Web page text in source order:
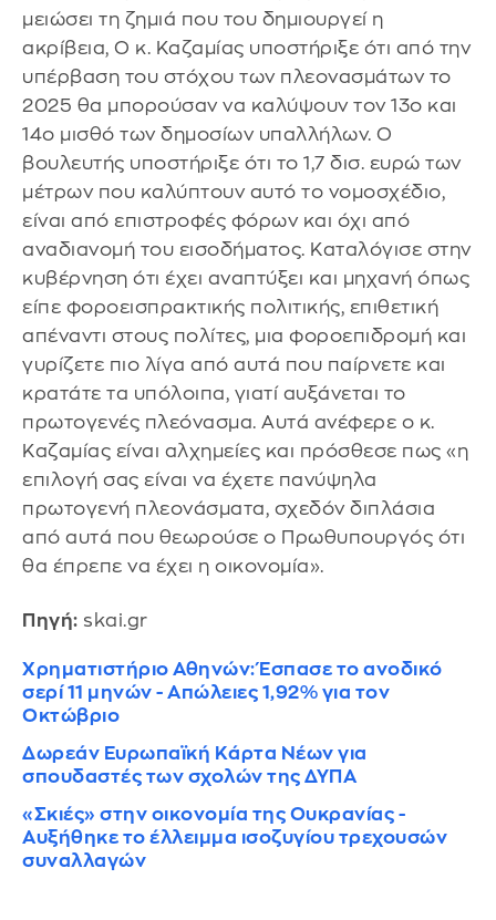
μειώσει τη ζημιά που του δημιουργεί η
ακρίβεια, Ο κ. Καζαμίας υποστήριξε ότι από την
υπέρβαση του στόχου των πλεονασμάτων το
2025 θα μπορούσαν να καλύψουν τον 13ο και
14ο μισθό των δημοσίων υπαλλήλων. Ο
βουλευτής υποστήριξε ότι το 1,7 δισ. ευρώ των
μέτρων που καλύπτουν αυτό το νομοσχέδιο,
είναι από επιστροφές φόρων και όχι από
αναδιανομή του εισοδήματος. Καταλόγισε στην
κυβέρνηση ότι έχει αναπτύξει και μηχανή όπως
είπε φοροεισπρακτικής πολιτικής, επιθετική
απέναντι στους πολίτες, μια φοροεπιδρομή και
γυρίζετε πιο λίγα από αυτά που παίρνετε και
κρατάτε τα υπόλοιπα, γιατί αυξάνεται το
πρωτογενές πλεόνασμα. Αυτά ανέφερε ο κ.
Καζαμίας είναι αλχημείες και πρόσθεσε πως «η
επιλογή σας είναι να έχετε πανύψηλα
πρωτογενή πλεονάσματα, σχεδόν διπλάσια
από αυτά που θεωρούσε ο Πρωθυπουργός ότι
θα έπρεπε να έχει η οικονομία».
Πηγή: skai.gr
Χρηματιστήριο Αθηνών: Έσπασε το ανοδικό
σερί 11 μηνών - Απώλειες 1,92% για τον
Οκτώβριο
Δωρεάν Ευρωπαϊκή Κάρτα Νέων για
σπουδαστές των σχολών της ΔΥΠΑ
«Σκιές» στην οικονομία της Ουκρανίας -
Aυξήθηκε το έλλειμμα ισοζυγίου τρεχουσών
συναλλαγών